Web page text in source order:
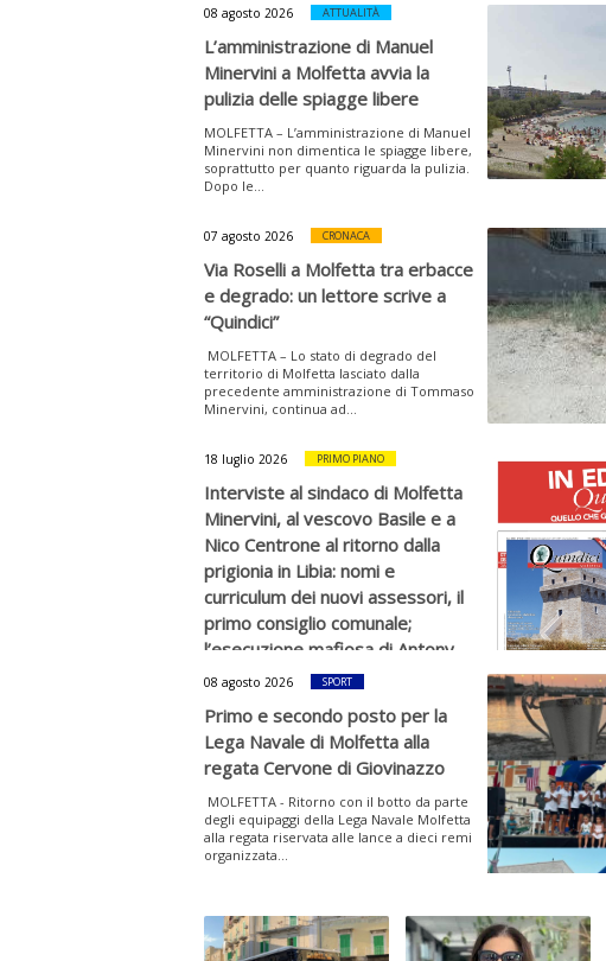
08 agosto 2026 ATTUALITÀ
L’amministrazione di Manuel
Minervini a Molfetta avvia la
pulizia delle spiagge libere
MOLFETTA – L’amministrazione di Manuel
Minervini non dimentica le spiagge libere,
soprattutto per quanto riguarda la pulizia.
Dopo le...
07 agosto 2026 CRONACA
Via Roselli a Molfetta tra erbacce
e degrado: un lettore scrive a
“Quindici”
MOLFETTA – Lo stato di degrado del
territorio di Molfetta lasciato dalla
precedente amministrazione di Tommaso
Minervini, continua ad...
18 luglio 2026 PRIMO PIANO
Interviste al sindaco di Molfetta
Minervini, al vescovo Basile e a
Nico Centrone al ritorno dalla
prigionia in Libia: nomi e
curriculum dei nuovi assessori, il
primo consiglio comunale;
l’esecuzione mafiosa di Antony
La Forgia; in fiamme Lama
nuova rivista “Quindici” in edicola
MOLFETTA – E’ in edicola da questa
mattina a Molfetta il nuovo numero della
rivista mensile "Quindici".Questi alcuni dei
principali...
08 agosto 2026 SPORT
Primo e secondo posto per la
Lega Navale di Molfetta alla
regata Cervone di Giovinazzo
MOLFETTA - Ritorno con il botto da parte
degli equipaggi della Lega Navale Molfetta
alla regata riservata alle lance a dieci remi
organizzata...